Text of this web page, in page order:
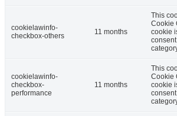
cookielawinfo-
checkbox-others
11 months
This
Cookie
cookie
cookielawinfo-
checkbox-
performance
11 months
This
Cookie
cookie